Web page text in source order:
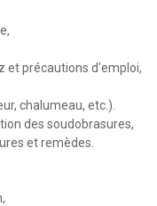
et précautions d'emploi,
chalumeau, etc.).
des soudobrasures,
et remèdes.